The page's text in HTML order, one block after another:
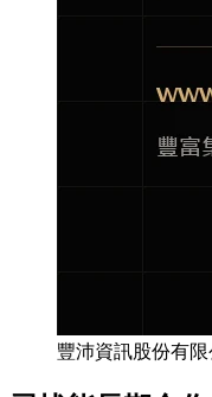
豐沛資訊股份有